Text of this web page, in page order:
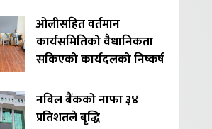
ओलीसहित वर्तमान
कार्यसमितिको वैधानिकता
सकिएको कार्यदलको निष्कर्ष
नबिल बैंकको नाफा ३४
प्रतिशतले बृद्धि